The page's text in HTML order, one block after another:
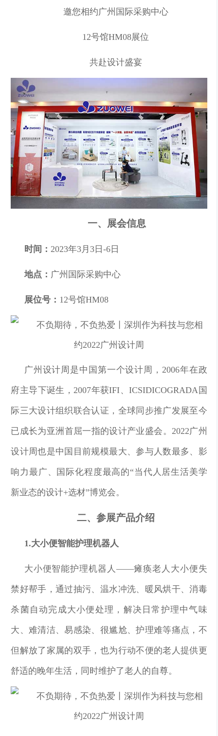
邀您相约广州国际采购中心
12号馆HM08展位
共赴设计盛宴
一、展会信息
时间： 2023年3月3日-6日
地点： 广州国际采购中心
展位号： 12号馆HM08
广州设计周是中国第一个设计周，2006年在政
府主导下诞生，2007年获IFI、ICSIDICOGRADA国
际三大设计组织联合认证，全球同步推广发展至今
已成长为亚洲首屈一指的设计产业盛会。2022广州
设计周也是中国目前规模最大、参与人数最多、影
响力最广、国际化程度最高的“当代人居生活美学
新业态的设计+选材”博览会。
二、参展产品介绍
1.大小便智能护理机器人
大小便智能护理机器人 ——瘫痪老人大小便失
禁好帮手，通过抽污、温水冲洗、暖风烘干、消毒
杀菌自动完成大小便处理，解决日常护理中气味
大、难清洁、易感染、很尴尬、护理难等痛点，不
但解放了家属的双手，也为行动不便的老人提供更
舒适的晚年生活，同时维护了老人的自尊。